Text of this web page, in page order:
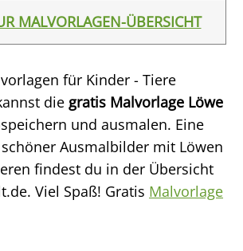
MALVORLAGEN-ÜBERSICHT
für Kinder - Tiere
die gratis Malvorlage Löwe
und ausmalen. Eine
Ausmalbilder mit Löwen
findest du in der Übersicht
Viel Spaß! Gratis Malvorlage